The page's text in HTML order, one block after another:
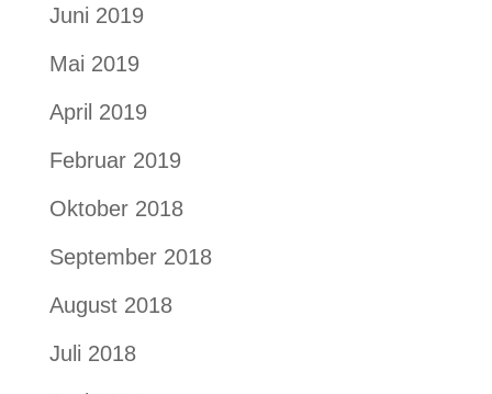
Juni 2019
Mai 2019
April 2019
Februar 2019
Oktober 2018
September 2018
August 2018
Juli 2018